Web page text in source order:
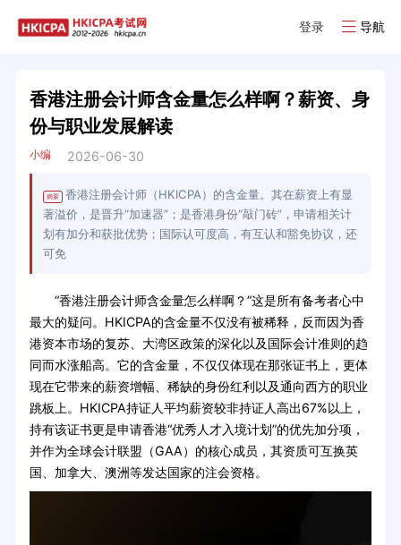
登录 导航
香港注册会计师含金量怎么样啊？薪资、身
份与职业发展解读
小编 2026-06-30
摘要
香港注册会计师（HKICPA）的含金量。其在薪资上有显
著溢价，是晋升“加速器”；是香港身份“敲门砖”，申请相关计
划有加分和获批优势；国际认可度高，有互认和豁免协议，还
可免
“香港注册会计师含金量怎么样啊？”这是所有备考者心中
最大的疑问。HKICPA的含金量不仅没有被稀释，反而因为香
港资本市场的复苏、大湾区政策的深化以及国际会计准则的趋
同而水涨船高。它的含金量，不仅仅体现在那张证书上，更体
现在它带来的薪资增幅、稀缺的身份红利以及通向西方的职业
跳板上。HKICPA持证人平均薪资较非持证人高出67%以上，
持有该证书更是申请香港“优秀人才入境计划”的优先加分项，
并作为全球会计联盟（GAA）的核心成员，其资质可互换英
国、加拿大、澳洲等发达国家的注会资格。